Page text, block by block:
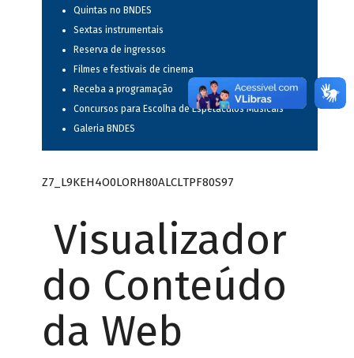
Quintas no BNDES
Sextas instrumentais
Reserva de ingressos
Filmes e festivais de cinema
Receba a programação
Concursos para Escolha de Espetáculos Musicais
Galeria BNDES
Z7_L9KEH4O0LORH80ALCLTPF80S97
Visualizador
do Conteúdo
da Web